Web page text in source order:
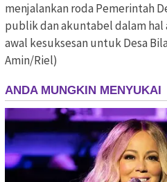
menjalankan roda Pemerintah
publik dan akuntabel dalam
awal kesuksesan untuk Desa
Amin/Riel)